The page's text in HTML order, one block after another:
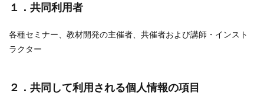
１．共同利用者
各種セミナー、教材開発の主催者、共催者および講師・インスト
ラクター
２．共同して利用される個人情報の項目